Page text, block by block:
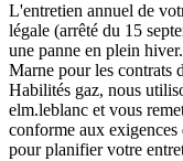
L'entretien annuel de
légale (arrêté du 15
une panne en plein
Marne pour les contrats
Habilités gaz, nous
elm.leblanc et vous
conforme aux exigences
pour planifier votre